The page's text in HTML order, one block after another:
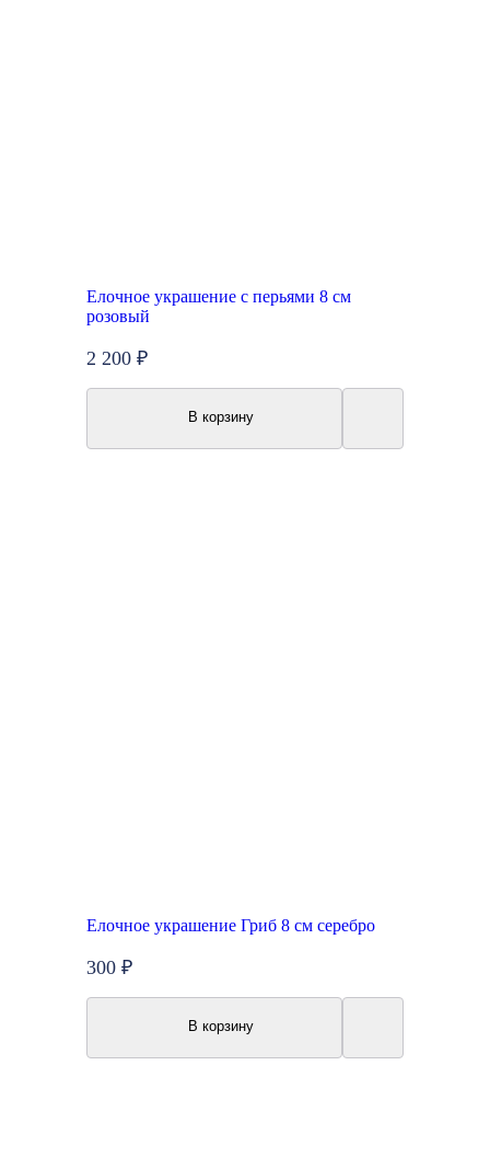
Елочное украшение с перьями 8 см
розовый
2 200 ₽
В корзину
Елочное украшение Гриб 8 см серебро
300 ₽
В корзину